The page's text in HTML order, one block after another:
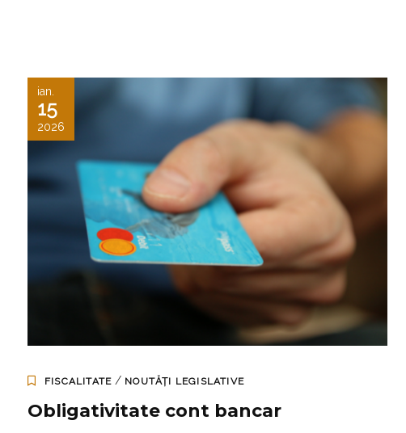
ian.
15
2026
FISCALITATE / NOUTĂȚI LEGISLATIVE
Obligativitate cont bancar